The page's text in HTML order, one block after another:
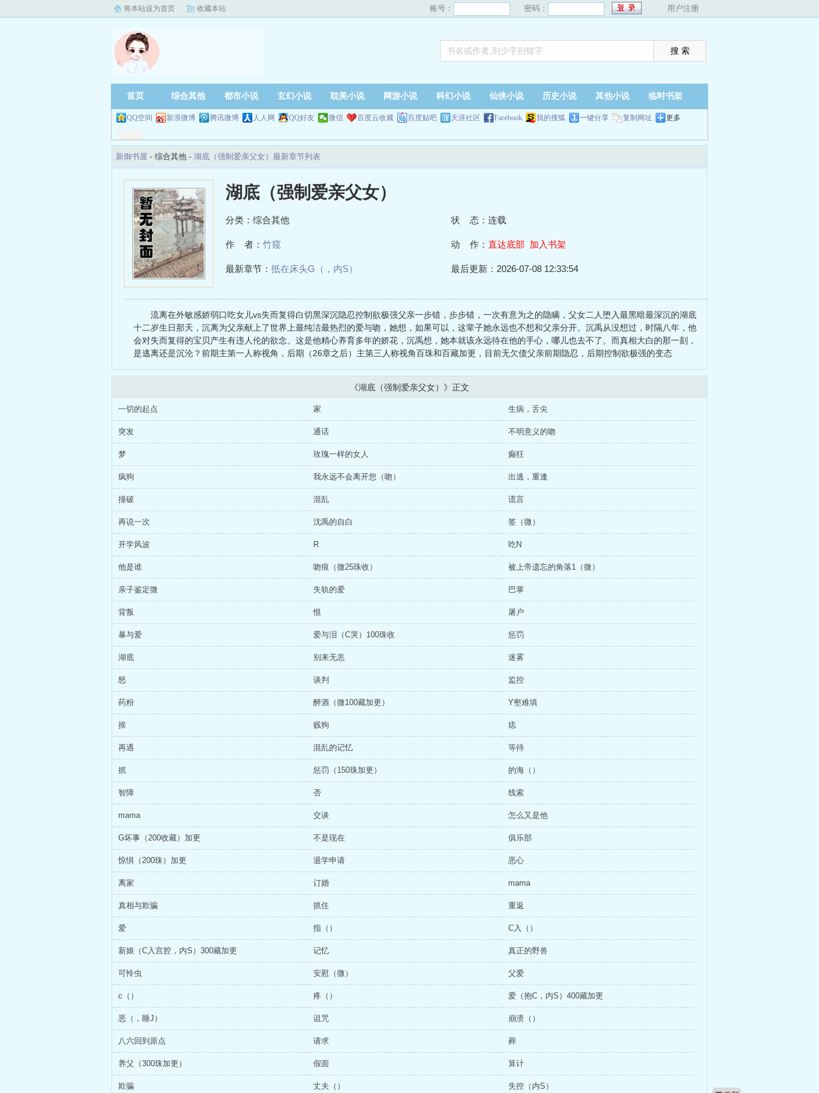
将本站设为首页 收藏本站 账号： 密码： 用户注册
首页 综合其他 都市小说 玄幻小说 耽美小说 网游小说 科幻小说 仙侠小说 历史小说 其他小说 临时书架
QQ空间 新浪微博 腾讯微博 人人网 QQ好友 微信 百度云收藏 百度贴吧 天涯社区 Facebook 我的搜狐 一键分享 复制网址 更多
新御书屋 - 综合其他 - 湖底（强制爱亲父女）最新章节列表
湖底（强制爱亲父女）
分类：综合其他 状 态：连载
作 者： 竹窥 动 作： 直达底部 加入书架
最新章节： 抵在床头G（，内S） 最后更新：2026-07-08 12:33:54
流离在外敏感娇弱口吃女儿vs失而复得白切黑深沉隐忍控制欲极强父亲一步错，步步错，一次有意为之的隐瞒，父女二人堕入最黑暗最深沉的湖底
十二岁生日那天，沉离为父亲献上了世界上最纯洁最热烈的爱与吻，她想，如果可以，这辈子她永远也不想和父亲分开。沉禹从没想过，时隔八年，他
会对失而复得的宝贝产生有违人伦的欲念。这是他精心养育多年的娇花，沉禹想，她本就该永远待在他的手心，哪儿也去不了。而真相大白的那一刻，
是逃离还是沉沦？前期主第一人称视角，后期（26章之后）主第三人称视角百珠和百藏加更，目前无欠债父亲前期隐忍，后期控制欲极强的变态
《湖底（强制爱亲父女）》正文
一切的起点 家 生病，舌尖
突发 通话 不明意义的吻
梦 玫瑰一样的女人 癫狂
疯狗 我永远不会离开您（吻） 出逃，重逢
撞破 混乱 谎言
再说一次 沈禹的自白 签（微）
开学风波 R 吃N
他是谁 吻痕（微25珠收） 被上帝遗忘的角落1（微）
亲子鉴定微 失轨的爱 巴掌
背叛 恨 屠户
暴与爱 爱与泪（C哭）100珠收 惩罚
湖底 别来无恙 迷雾
怒 谈判 监控
药粉 醉酒（微100藏加更） Y壑难填
挨 贱狗 痣
再遇 混乱的记忆 等待
抓 惩罚（150珠加更） 的海（）
智障 否 线索
mama 交谈 怎么又是他
G坏事（200收藏）加更 不是现在 俱乐部
惊惧（200珠）加更 退学申请 恶心
离家 订婚 mama
真相与欺骗 抓住 重返
爱 指（） C入（）
新娘（C入宫腔，内S）300藏加更 记忆 真正的野兽
可怜虫 安慰（微） 父爱
c（） 疼（） 爱（抱C，内S）400藏加更
恶（，睡J） 诅咒 崩溃（）
八六回到原点 请求 葬
养父（300珠加更） 假面 算计
欺骗 丈夫（） 失控（内S）